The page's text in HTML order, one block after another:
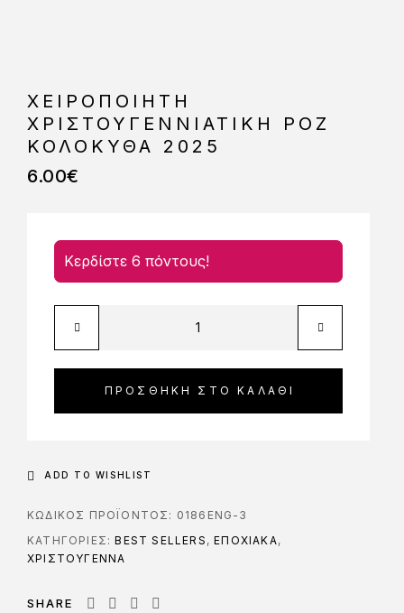
ΧΕΙΡΟΠΟΙΗΤΗ
ΧΡΙΣΤΟΥΓΕΝΝΙΑΤΙΚΗ ΡΟΖ
ΚΟΛΟΚΥΘΑ 2025
6.00€
Κερδίστε 6 πόντους!
ΠΡΟΣΘΉΚΗ ΣΤΟ ΚΑΛΆΘΙ
ADD TO WISHLIST
ΚΩΔΙΚΌΣ ΠΡΟΪΌΝΤΟΣ: 0186ENG-3
ΚΑΤΗΓΟΡΊΕΣ:BEST SELLERS ,ΕΠΟΧΙΑΚΑ,
ΧΡΙΣΤΟΥΓΕΝΝΑ
SHARE